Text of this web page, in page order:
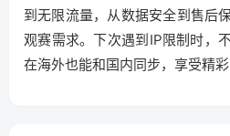
到无限流量，从数据安全到售后
观赛需求。下次遇到IP限制时，
在海外也能和国内同步，享受精彩